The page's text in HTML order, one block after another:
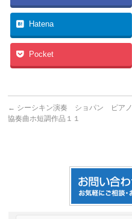
Hatena
Pocket
← シーシキン演奏 ショパン ピアノ
協奏曲ホ短調作品１１